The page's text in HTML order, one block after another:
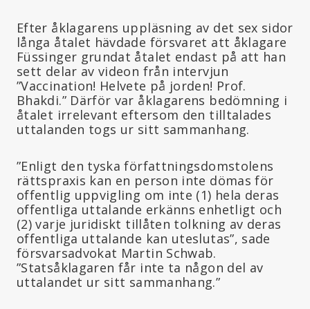
Efter åklagarens uppläsning av det sex sidor
långa åtalet hävdade försvaret att åklagare
Füssinger grundat åtalet endast på att han
sett delar av videon från intervjun
”Vaccination! Helvete på jorden! Prof.
Bhakdi.” Därför var åklagarens bedömning i
åtalet irrelevant eftersom den tilltalades
uttalanden togs ur sitt sammanhang.
”Enligt den tyska författningsdomstolens
rättspraxis kan en person inte dömas för
offentlig uppvigling om inte (1) hela deras
offentliga uttalande erkänns enhetligt och
(2) varje juridiskt tillåten tolkning av deras
offentliga uttalande kan uteslutas”, sade
försvarsadvokat Martin Schwab.
”Statsåklagaren får inte ta någon del av
uttalandet ur sitt sammanhang.”